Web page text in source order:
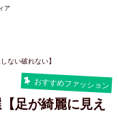
ア
ない破れない】
おすすめファッション
足が綺麗に見え